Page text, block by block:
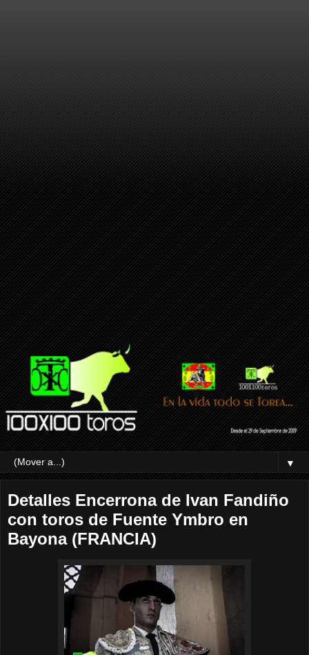
▼
Detalles Encerrona de Ivan Fandiño
con toros de Fuente Ymbro en
Bayona (FRANCIA)